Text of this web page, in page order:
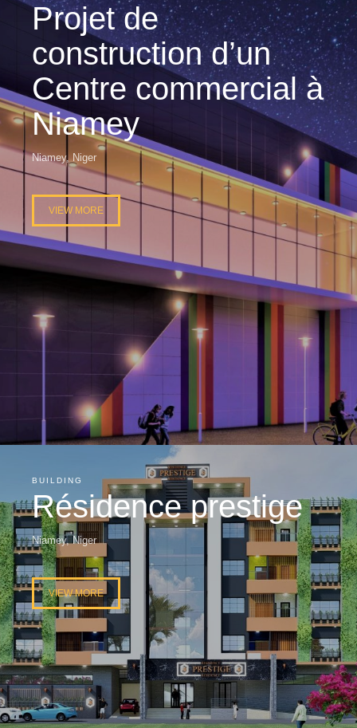
Projet de
construction d’un
Centre commercial à
Niamey
Niamey, Niger
VIEW MORE
BUILDING
Résidence prestige
Niamey, Niger
VIEW MORE